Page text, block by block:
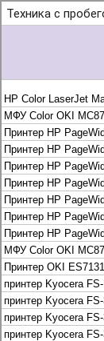
Рассчитать и
Рассчитать и
О компании
Леком
G&G
ГК
МФУ,